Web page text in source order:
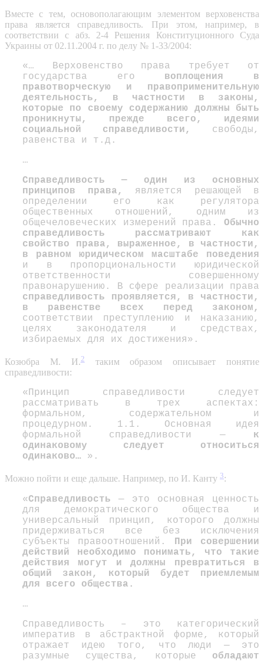
Вместе с тем, основополагающим элементом верховенства
права является справедливость. При этом, например, в
соответствии с абз. 2-4 Решения Конституционного Суда
Украины от 02.11.2004 г. по делу № 1-33/2004:
«… Верховенство права требует от
государства его воплощения в
правотворческую и правоприменительную
деятельность, в частности в законы,
которые по своему содержанию должны быть
проникнуты, прежде всего, идеями
социальной справедливости,
свободы,
равенства и т.д.
…
Справедливость — один из основных
принципов права,
является решающей в
определении его как регулятора
общественных отношений, одним из
общечеловеческих измерений права. Обычно
справедливость рассматривают как
свойство права, выраженное, в частности,
в равном юридическом масштабе поведения
и в пропорциональности юридической
ответственности совершенному
правонарушению. В сфере реализации права
справедливость проявляется, в частности,
в равенстве всех перед законом,
соответствии преступлению и наказанию,
целях законодателя и средствах,
избираемых для их достижения».
Козюбра М. И.2таким образом описывает понятие
справедливости:
«Принцип справедливости следует
рассматривать в трех аспектах:
формальном, содержательном и
процедурном. 1.1. Основная идея
формальной справедливости — к
одинаковому следует относиться
одинаково… ».
Можно пойти и еще дальше. Например, по И. Канту 3:
«Справедливость — это основная ценность
для демократического общества и
универсальный принцип, которого должны
придерживаться все без исключения
субъекты правоотношений. При совершении
действий необходимо понимать, что такие
действия могут и должны превратиться в
общий закон, который будет приемлемым
для всего общества.
…
Справедливость – это категорический
императив в абстрактной форме, который
отражает идею того, что люди — это
разумные существа, которые обладают